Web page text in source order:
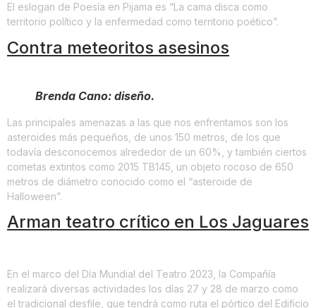
El eslogan de Poesía en Pijama es “La cama disca como
territorio político y la enfermedad como territorio poético”.
Contra meteoritos asesinos
Brenda Cano: diseño.
Las principales amenazas a las que nos enfrentamos son los
asteroides más pequeños, de unos 150 metros, de los que
todavía desconocemos alrededor de un 60%, y también ciertos
cometas extintos como 2015 TB145, un objeto rocoso de 650
metros de diámetro conocido como el “asteroide de
Halloween”.
Arman teatro crítico en Los Jaguares
En el marco del Día Mundial del Teatro 2023, la Compañía
realizará diversas actividades los días 27 y 28 de marzo como
el tradicional desfile, que tendrá como ruta el pórtico del Edificio